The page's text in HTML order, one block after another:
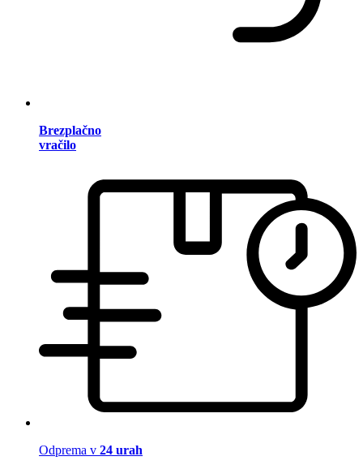
Brezplačno
vračilo
Odprema v 24 urah